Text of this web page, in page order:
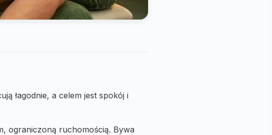
łagodnie, a celem jest spokój i
ograniczoną ruchomością. Bywa